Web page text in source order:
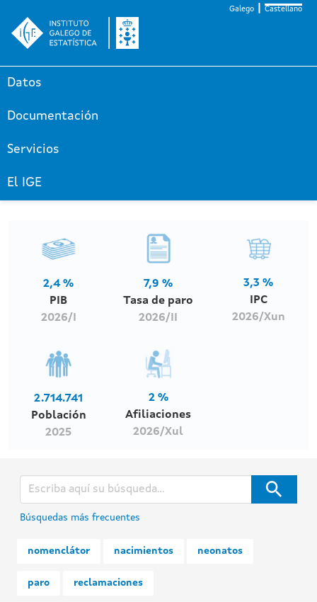
Galego Castellano
Datos
Documentación
Servicios
El IGE
2,4 %
PIB
2026/I
7,9 %
Tasa de paro
2026/II
3,3 %
IPC
2026/Xun
2.714.741
Población
2025
2 %
Afiliaciones
2026/Xul
Búsquedas más frecuentes
nomenclátor nacimientos neonatos
paro reclamaciones